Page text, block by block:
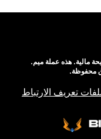
مالية. هذه عملة ميم.
تعريف الارتباط